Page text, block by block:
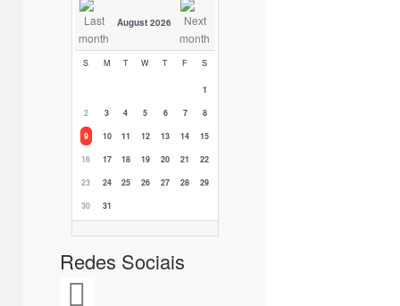
August 2026
S M T W T F S
1
2
3 4 5 6 7
8
9
10 11 12 13 14
15
16
17 18 19 20 21
22
23
24 25 26 27 28
29
30
31
Redes Sociais